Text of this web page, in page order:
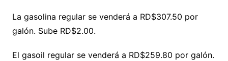
La gasolina regular se venderá a RD$307.50 por
galón. Sube RD$2.00.
El gasoil regular se venderá a RD$259.80 por galón.